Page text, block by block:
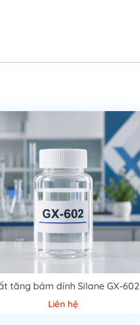
tăng bám dính Silane GX-602
Liên hệ